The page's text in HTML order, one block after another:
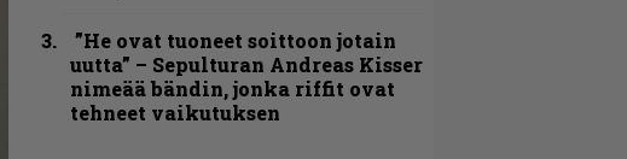
”He ovat tuoneet soittoon jotain
uutta” – Sepulturan Andreas Kisser
nimeää bändin, jonka riffit ovat
tehneet vaikutuksen